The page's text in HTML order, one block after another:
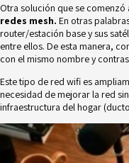
Otra solución que se
redes mesh. En otras
router/estación base y sus
entre ellos. De esta manera,
con el mismo nombre y
Este tipo de red wifi es
necesidad de mejorar la red
infraestructura del hogar